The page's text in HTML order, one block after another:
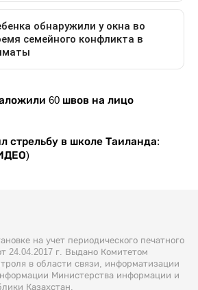
60 швов на лицо
стрельбу в школе Таиланда:
на учет периодического печатного
24.04.2017 г. Выдано Комитетом
в области связи, информатизации
Министерства информации и
Казахстан.